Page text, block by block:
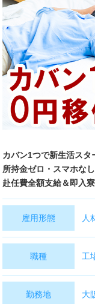
カバン1つで新生活スタ
所持金ゼロ・スマホなし
赴任費全額支給＆即入
雇用形態 人
職種 工
勤務地 大